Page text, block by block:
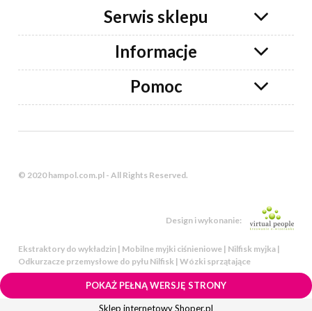
Serwis sklepu
Informacje
Pomoc
© 2020 hampol.com.pl - All Rights Reserved.
Design i wykonanie:
Ekstraktory do wykładzin | Mobilne myjki ciśnieniowe | Nilfisk myjka |
Odkurzacze przemysłowe do pyłu Nilfisk | Wózki sprzątające
POKAŻ PEŁNĄ WERSJĘ STRONY
Sklep internetowy Shoper.pl